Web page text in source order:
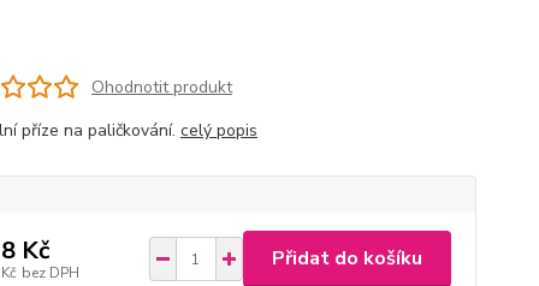
Ohodnotit produkt
příze na paličkování. celý popis
Kč
bez DPH
Přidat do košíku